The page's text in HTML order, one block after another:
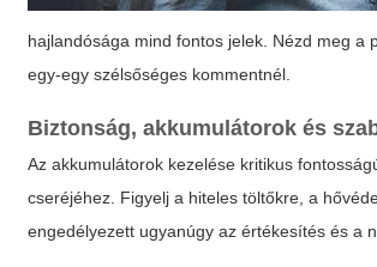
hajlandósága mind fontos jelek. Nézd meg
egy-egy szélsőséges kommentnél.
Biztonság, akkumulátorok és
Az akkumulátorok kezelése kritikus
cseréjéhez. Figyelj a hiteles töltőkre, a
engedélyezett ugyanúgy az értékesítés és a